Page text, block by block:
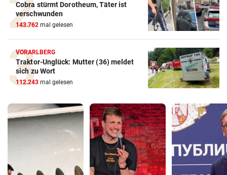
Cobra stürmt Dorotheum, Täter ist
verschwunden
143.762 mal gelesen
VORARLBERG
Traktor-Unglück: Mutter (36) meldet
sich zu Wort
112.243 mal gelesen